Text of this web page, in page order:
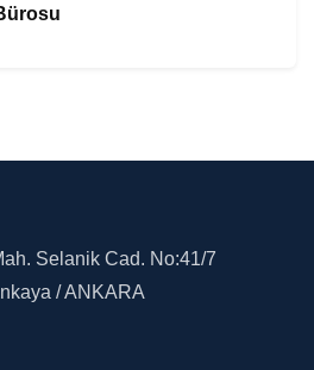
Selanik Cad. No:41/7
/ ANKARA